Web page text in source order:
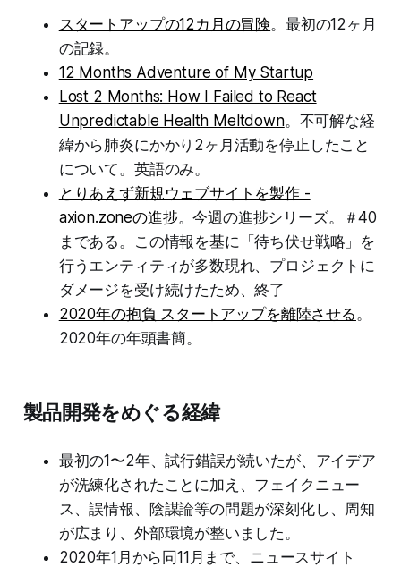
スタートアップの12カ月の冒険。最初の12ヶ月
の記録。
12 Months Adventure of My Startup
Lost 2 Months: How I Failed to React
Unpredictable Health Meltdown。不可解な経
緯から肺炎にかかり2ヶ月活動を停止したこと
について。英語のみ。
とりあえず新規ウェブサイトを製作 -
axion.zoneの進捗。今週の進捗シリーズ。＃40
まである。この情報を基に「待ち伏せ戦略」を
行うエンティティが多数現れ、プロジェクトに
ダメージを受け続けたため、終了
2020年の抱負 スタートアップを離陸させる 。
2020年の年頭書簡。
製品開発をめぐる経緯
最初の1〜2年、試行錯誤が続いたが、アイデア
が洗練化されたことに加え、フェイクニュー
ス、誤情報、陰謀論等の問題が深刻化し、周知
が広まり、外部環境が整いました。
2020年1月から同11月まで、ニュースサイト